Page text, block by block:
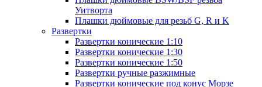
Уитворта
Плашки дюймовые для резьб G, R и K
Развертки
Развертки конические 1:10
Развертки конические 1:30
Развертки конические 1:50
Развертки ручные разжимные
Развертки конические под конус Морзе